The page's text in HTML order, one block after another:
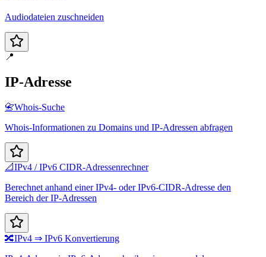
Audiodateien zuschneiden
📍
IP-Adresse
📇Whois-Suche
Whois-Informationen zu Domains und IP-Adressen abfragen
📐IPv4 / IPv6 CIDR-Adressenrechner
Berechnet anhand einer IPv4- oder IPv6-CIDR-Adresse den
Bereich der IP-Adressen
🔀IPv4 ⇒ IPv6 Konvertierung